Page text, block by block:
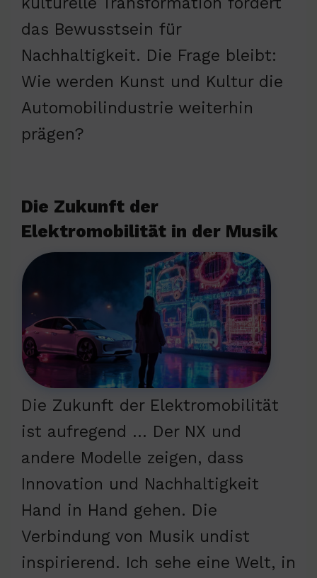
das Bewusstsein für
Nachhaltigkeit. Die Frage bleibt:
Wie werden Kunst und Kultur die
Automobilindustrie weiterhin
prägen?
Die Zukunft der
Elektromobilität in der Musik
Die Zukunft der Elektromobilität
ist aufregend … Der NX und
andere Modelle zeigen, dass
Innovation und Nachhaltigkeit
Hand in Hand gehen. Die
Verbindung von Musik undist
inspirierend. Ich sehe eine Welt, in